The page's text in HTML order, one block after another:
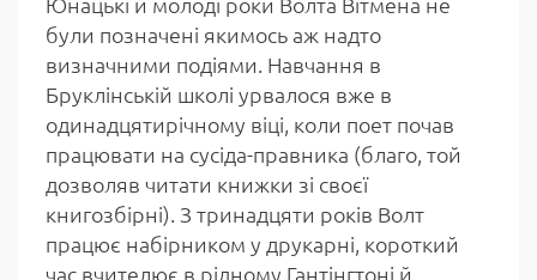
були позначені якимось аж надто
визначними подіями. Навчання в
Бруклінській школі урвалося вже в
одинадцятирічному віці, коли поет почав
працювати на сусіда-правника (благо, той
дозволяв читати книжки зі своєї
книгозбірні). З тринадцяти років Волт
працює набірником у друкарні, короткий
час вчителює в рідному Гантінгтоні й